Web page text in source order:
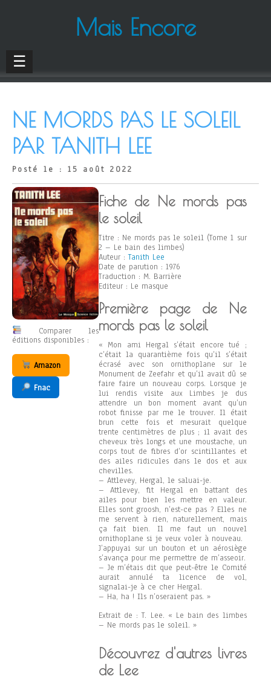
Mais Encore
☰
NE MORDS PAS LE SOLEIL
PAR TANITH LEE
Posté le : 15 août 2022
Comparer les
éditions disponibles :
Amazon
Fnac
Fiche de Ne mords pas
le soleil
Titre : Ne mords pas le soleil (Tome 1 sur
2 – Le bain des limbes)
Auteur :Tanith Lee
Date de parution : 1976
Traduction : M. Barrière
Editeur : Le masque
Première page de Ne
mords pas le soleil
« Mon ami Hergal s’était encore tué ;
c’était la quarantième fois qu’il s’était
écrasé avec son ornithoplane sur le
Monument de Zeefahr et qu’il avait dû se
faire faire un nouveau corps. Lorsque je
lui rendis visite aux Limbes je dus
attendre un bon moment avant qu’un
robot finisse par me le trouver. Il était
brun cette fois et mesurait quelque
trente centimètres de plus ; il avait des
cheveux très longs et une moustache, un
corps tout de fibres d’or scintillantes et
des ailes ridicules dans le dos et aux
chevilles.
– Attlevey, Hergal, le saluai-je.
– Attlevey, fit Hergal en battant des
ailes pour bien les mettre en valeur.
Elles sont groosh, n’est-ce pas ? Elles ne
me servent à rien, naturellement, mais
ça fait bien. Il me faut un nouvel
ornithoplane si je veux voler à nouveau.
J’appuyai sur un bouton et un aérosiège
s’avança pour me permettre de m’asseoir.
– Je m’étais dit que peut-être le Comité
aurait annulé ta licence de vol,
signalai-je à ce cher Hergal.
– Ha, ha ! Ils n’oseraient pas. »
Extrait de : T. Lee. « Le bain des limbes
– Ne mords pas le soleil. »
Découvrez d'autres livres
de Lee